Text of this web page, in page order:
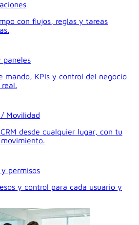
con flujos, reglas y tareas
paneles
mando, KPIs y control del negocio
Movilidad
desde cualquier lugar, con tu
permisos
y control para cada usuario y